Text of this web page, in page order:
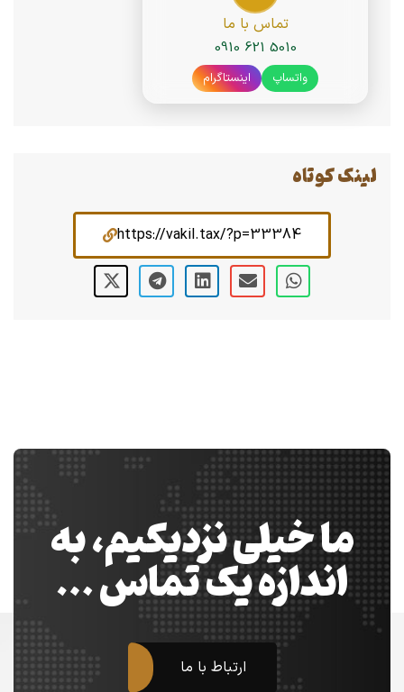
تماس با ما
0910 621 5010
واتساپ اینستاگرام
لینک کوتاه
https://vakil.tax/?p=33384
ما خیلی نزدیکیم، به
اندازه یک تماس …
ارتباط با ما